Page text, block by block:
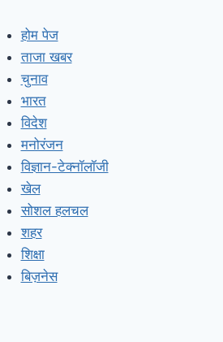
होम पेज
ताजा खबर
चुनाव
भारत
विदेश
मनोरंजन
विज्ञान-टेक्नॉलॉजी
खेल
सोशल हलचल
शहर
शिक्षा
बिज़नेस